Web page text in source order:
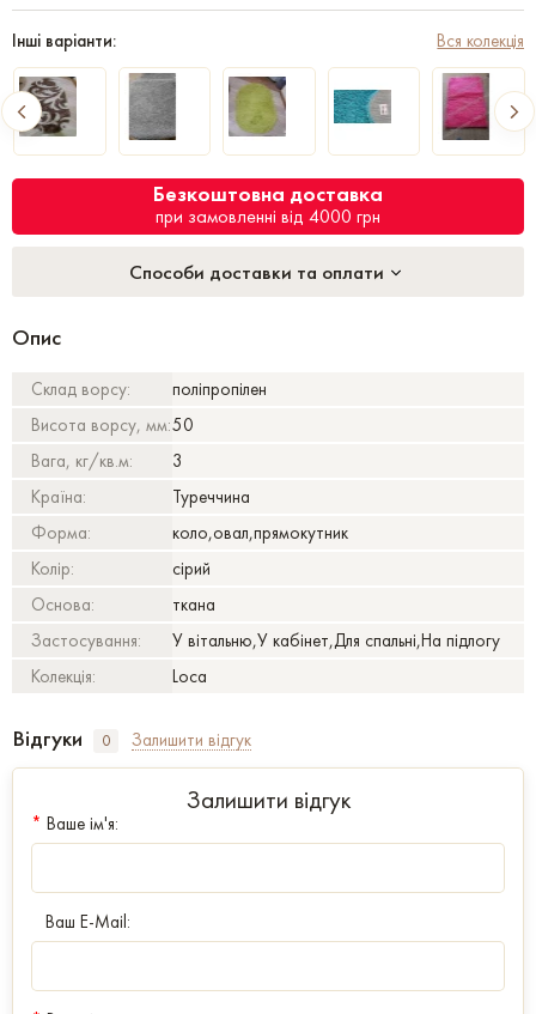
Інші варіанти: Вся колекція
Безкоштовна доставка
при замовленні від 4000 грн
Способи доставки та оплати
Опис
Склад ворсу:
поліпропілен
Висота ворсу, мм:50
Вага, кг/кв.м:
3
Країна:
Туреччина
Форма:
коло,овал,прямокутник
Колір:
сірий
Основа:
ткана
Застосування:
У вітальню,У кабінет,Для спальні,На підлогу
Колекція:
Loca
Відгуки 0 Залишити відгук
Залишити відгук
* Ваше ім'я:
Ваш E-Mail: